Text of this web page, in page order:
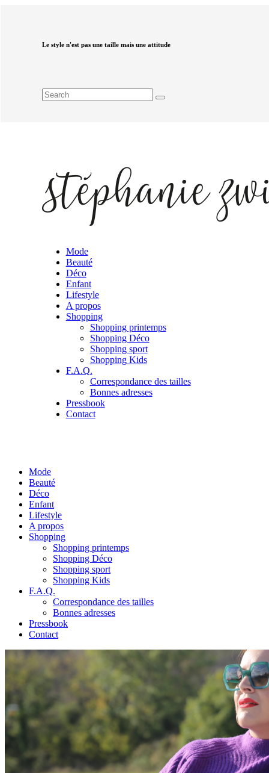
Le style n'est pas une taille mais une attitude
Mode
Beauté
Déco
Enfant
Lifestyle
A propos
Shopping
Shopping printemps
Shopping Déco
Shopping sport
Shopping Kids
F.A.Q.
Correspondance des tailles
Bonnes adresses
Pressbook
Contact
Mode
Beauté
Déco
Enfant
Lifestyle
A propos
Shopping
Shopping printemps
Shopping Déco
Shopping sport
Shopping Kids
F.A.Q.
Correspondance des tailles
Bonnes adresses
Pressbook
Contact